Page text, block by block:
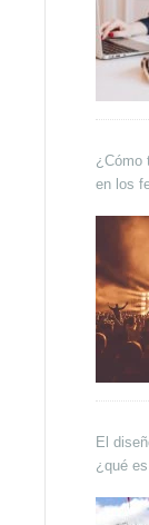
¿Cómo
en los
El
¿qué